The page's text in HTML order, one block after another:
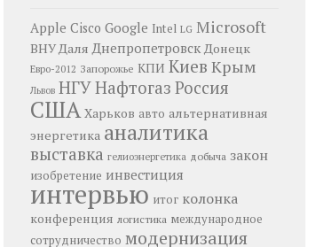
Apple Cisco Google Intel LG Microsoft
ВНУ Даля Днепропетровск Донецк
Евро-2012 Запорожье КПИ Киев Крым
Львов НГУНафтогаз Россия
США Харьков авто альтернативная
энергетика аналитика
выставка гелиоэнергетика добыча закон
изобретение инвестиция
интервью итог колонка
конференция логистика международное
сотрудничество модернизация